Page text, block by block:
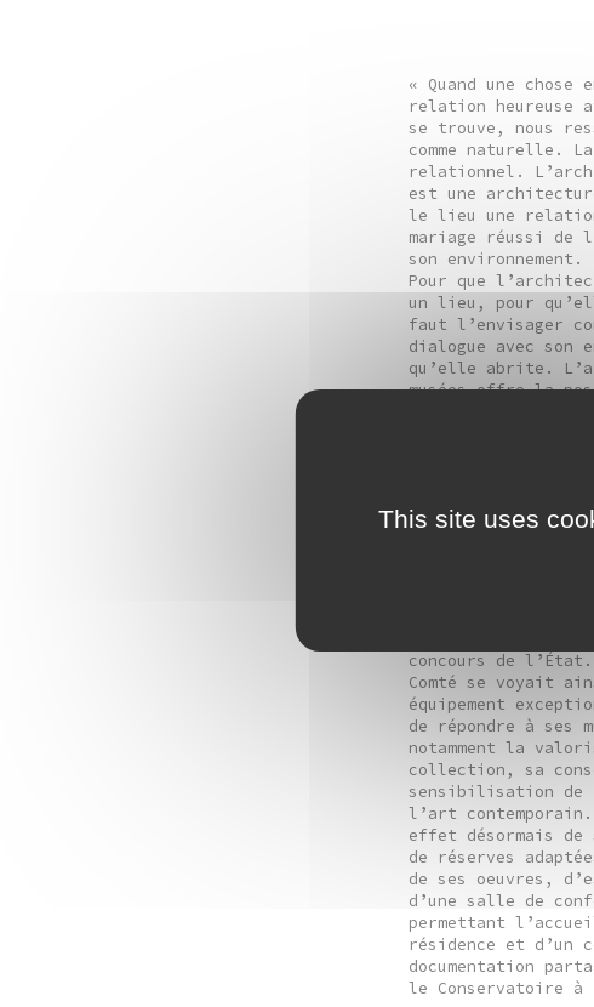
« Quand une chose
relation heureuse
se trouve, nous
comme naturelle.
relationnel.
est une
le lieu une
mariage réussi de
son environnement.
Pour que
un lieu, pour
faut l’envisager
dialogue avec son
qu’elle abrite.
musées offre la
L’inauguration de
coeur de
d’ampleur du
Franche-Comté, de
concours de
Comté se voyait
équipement
de répondre à ses
notamment la
collection, sa
sensibilisation de
l’art
effet désormais
de réserves
de ses oeuvres,
d’une salle de
permettant
résidence et d’un
documentation
le Conservatoire à
This site uses